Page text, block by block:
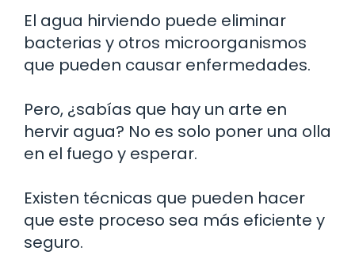
El agua hirviendo puede eliminar
bacterias y otros microorganismos
que pueden causar enfermedades.
Pero, ¿sabías que hay un arte en
hervir agua? No es solo poner una olla
en el fuego y esperar.
Existen técnicas que pueden hacer
que este proceso sea más eficiente y
seguro.